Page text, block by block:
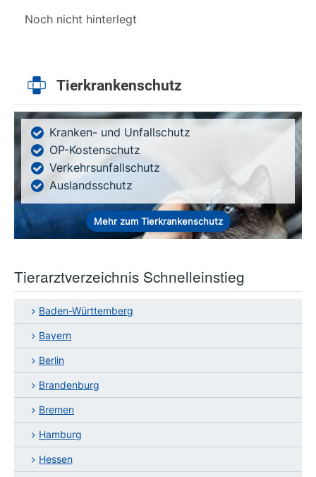
Noch nicht hinterlegt
Tierkrankenschutz
Kranken- und Unfallschutz
OP-Kostenschutz
Verkehrsunfallschutz
Auslandsschutz
Mehr zum Tierkrankenschutz
Tierarztverzeichnis Schnelleinstieg
Baden-Württemberg
Bayern
Berlin
Brandenburg
Bremen
Hamburg
Hessen